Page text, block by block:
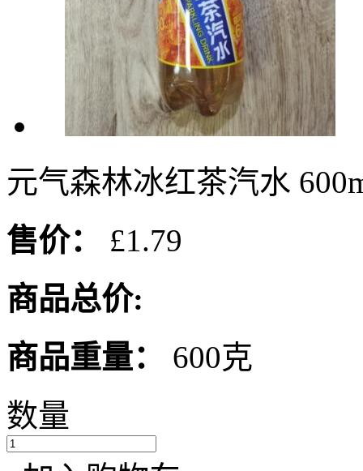
元气森林冰红茶汽水
售价：
£1.79
商品总价:
商品重量：
600克
数量